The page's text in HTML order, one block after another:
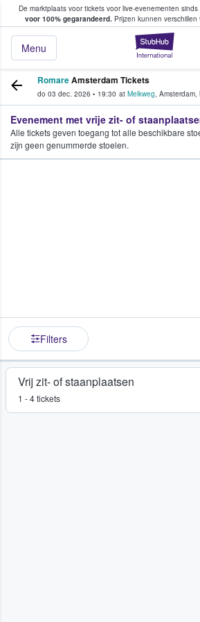
De marktplaats voor tickets voor live-evenementen sinds
voor 100% gegarandeerd.Prijzen kunnen verschillen
Menu
tickets kopen en
RomareAmsterdam Tickets
do 03 dec. 2026 • 19:30 at Melkweg, Amsterdam,
Evenement met vrije zit- of
Alle tickets geven toegang tot alle beschikbare
zijn geen genummerde stoelen.
Filters
Vrij zit- of staanplaatsen
1 - 4 tickets